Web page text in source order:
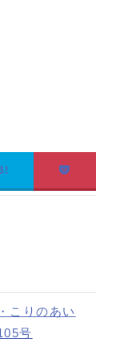
りのあい
号